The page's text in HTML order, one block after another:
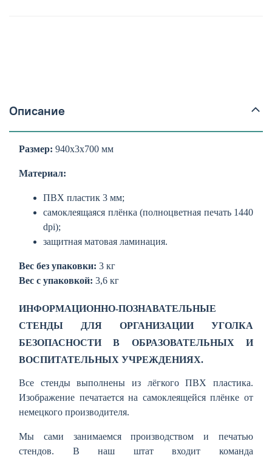
Описание
Размер: 940х3х700 мм
Материал:
ПВХ пластик 3 мм;
самоклеящаяся плёнка (полноцветная печать 1440
dpi);
защитная матовая ламинация.
Вес без упаковки: 3 кг
Вес с упаковкой: 3,6 кг
ИНФОРМАЦИОННО-ПОЗНАВАТЕЛЬНЫЕ
СТЕНДЫ ДЛЯ ОРГАНИЗАЦИИ УГОЛКА
БЕЗОПАСНОСТИ В ОБРАЗОВАТЕЛЬНЫХ И
ВОСПИТАТЕЛЬНЫХ УЧРЕЖДЕНИЯХ.
Все стенды выполнены из лёгкого ПВХ пластика.
Изображение печатается на самоклеящейся плёнке от
немецкого производителя.
Мы сами занимаемся производством и печатью
стендов. В наш штат входит команда